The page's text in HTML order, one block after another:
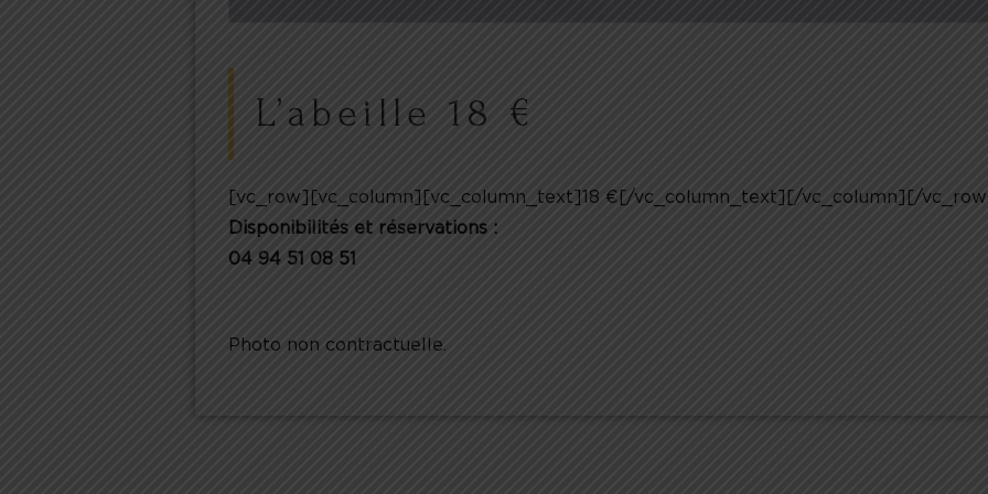
L’abeille 18 €
[vc_row][vc_column][vc_column_text]18 €[/vc_column_text][/vc_column][/
Disponibilités et réservations :
04 94 51 08 51
Photo non contractuelle.